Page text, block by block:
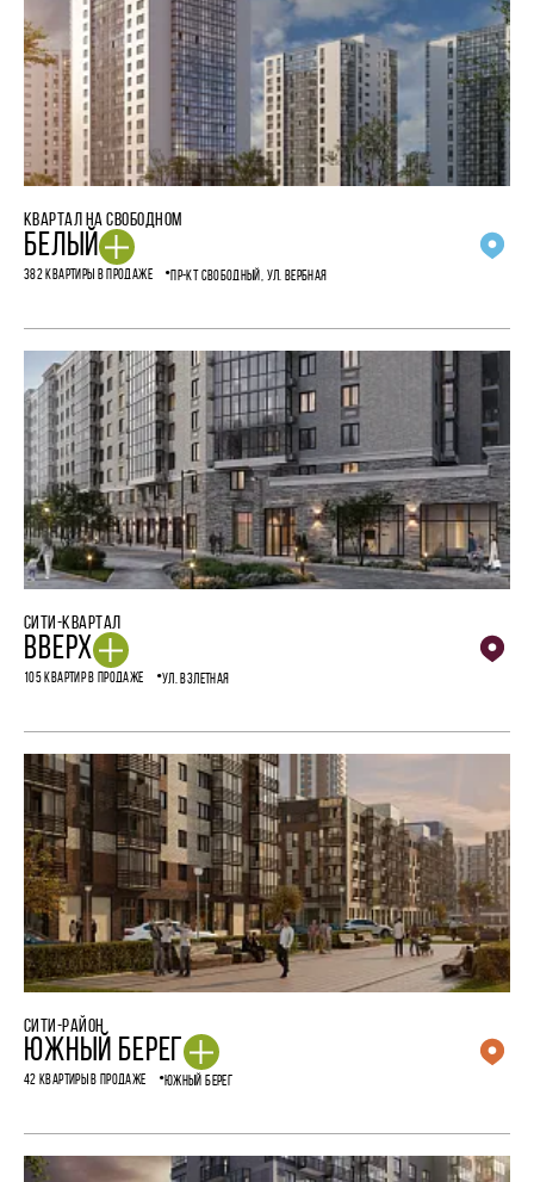
КВАРТАЛ НА СВОБОДНОМ
БЕЛЫЙ
382 КВАРТИРЫ В ПРОДАЖЕ ПР-КТ СВОБОДНЫЙ, УЛ. ВЕРБНАЯ
СИТИ-КВАРТАЛ
ВВЕРХ
105 КВАРТИР В ПРОДАЖЕ УЛ. ВЗЛЕТНАЯ
СИТИ-РАЙОН
ЮЖНЫЙ БЕРЕГ
42 КВАРТИРЫ В ПРОДАЖЕ ЮЖНЫЙ БЕРЕГ